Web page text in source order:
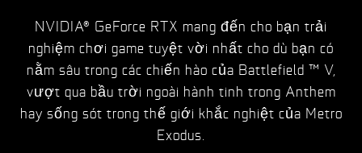
NVIDIA® GeForce RTX mang đến cho bạn trải
nghiệm chơi game tuyệt vời nhất cho dù bạn có
nằm sâu trong các chiến hào của Battlefield ™ V,
vượt qua bầu trời ngoài hành tinh trong Anthem
hay sống sót trong thế giới khắc nghiệt của Metro
Exodus.